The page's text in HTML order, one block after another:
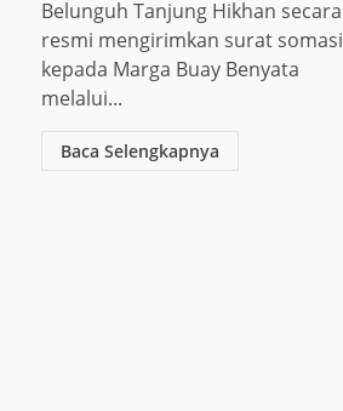
Belunguh Tanjung Hikhan secara
resmi mengirimkan surat somasi
kepada Marga Buay Benyata
melalui...
Baca Selengkapnya